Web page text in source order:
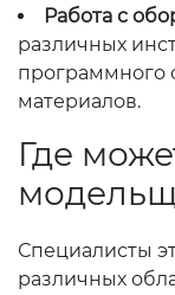
Работа с
различных
программного
материалов.
Где
Специалисты
различных